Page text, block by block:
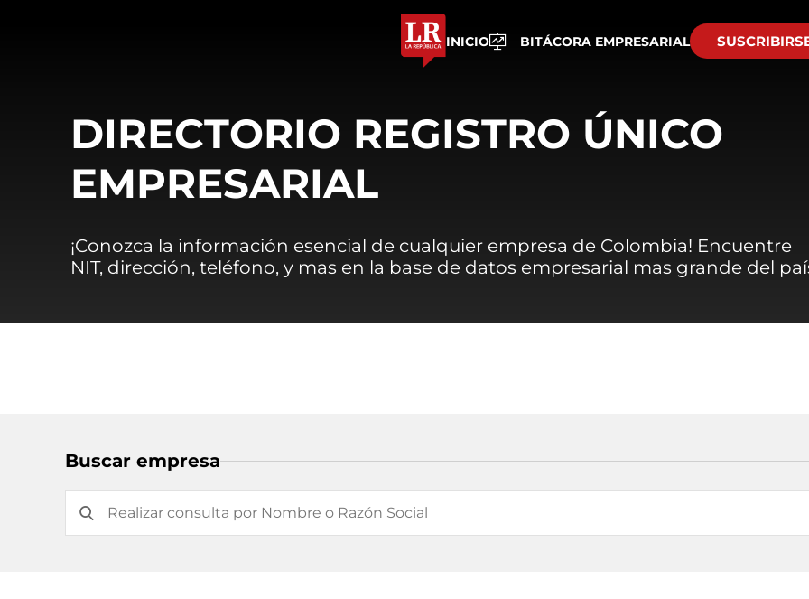
INICIO BITÁCORA EMPRESARIAL
DIRECTORIO REGISTRO ÚNICO
EMPRESARIAL
¡Conozca la información esencial de cualquier empresa de Colombia! Encuentre
NIT, dirección, teléfono, y mas en la base de datos empresarial mas grande del
Buscar empresa